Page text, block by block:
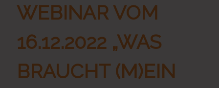
WEBINAR VOM
16.12.2022 „WAS
BRAUCHT (M)EIN